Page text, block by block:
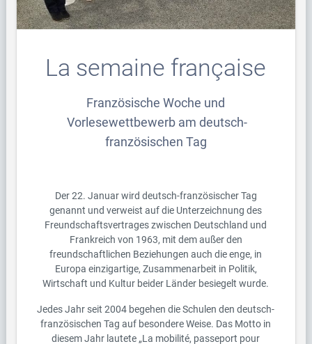
La semaine française
Französische Woche und
Vorlesewettbewerb am deutsch-
französischen Tag
Der 22. Januar wird deutsch-französischer Tag
genannt und verweist auf die Unterzeichnung des
Freundschaftsvertrages zwischen Deutschland und
Frankreich von 1963, mit dem außer den
freundschaftlichen Beziehungen auch die enge, in
Europa einzigartige, Zusammenarbeit in Politik,
Wirtschaft und Kultur beider Länder besiegelt wurde.
Jedes Jahr seit 2004 begehen die Schulen den deutsch-
französischen Tag auf besondere Weise. Das Motto in
diesem Jahr lautete „La mobilité, passeport pour